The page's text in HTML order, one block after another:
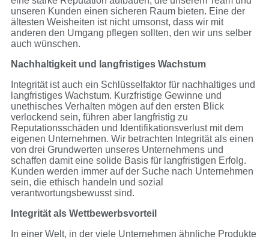
unseren Kunden einen sicheren Raum bieten. Eine der
ältesten Weisheiten ist nicht umsonst, dass wir mit
anderen den Umgang pflegen sollten, den wir uns selber
auch wünschen.
Nachhaltigkeit und langfristiges Wachstum
Integrität ist auch ein Schlüsselfaktor für nachhaltiges und
langfristiges Wachstum. Kurzfristige Gewinne und
unethisches Verhalten mögen auf den ersten Blick
verlockend sein, führen aber langfristig zu
Reputationsschäden und Identifikationsverlust mit dem
eigenen Unternehmen. Wir betrachten Integrität als einen
von drei Grundwerten unseres Unternehmens und
schaffen damit eine solide Basis für langfristigen Erfolg.
Kunden werden immer auf der Suche nach Unternehmen
sein, die ethisch handeln und sozial
verantwortungsbewusst sind.
Integrität als Wettbewerbsvorteil
In einer Welt, in der viele Unternehmen ähnliche Produkte